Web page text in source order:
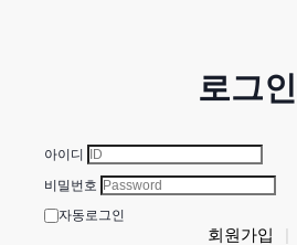
로그인
아이디
비밀번호
자동로그인
회원가입